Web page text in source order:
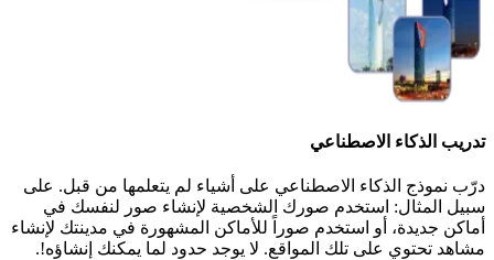
تدريب الذكاء الاصطناعي
درّب نموذج الذكاء الاصطناعي على أشياء لم يتعلمها من قبل. على
سبيل المثال: استخدم صورك الشخصية لإنشاء صور لنفسك في
أماكن جديدة، أو استخدم صوراً للأماكن المشهورة في مدينتك لإنشاء
مشاهد تحتوي على تلك المواقع. لا يوجد حدود لما يمكنك إنشاؤه!.